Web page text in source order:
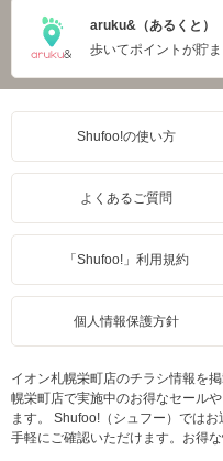
aruku&（あるくと）
歩いてポイントが貯
Shufoo!の使い方
よくあるご質問
「Shufoo!」利用規約
個人情報保護方針
イオン札幌栄町店のチラシ情報を
幌栄町店で実施中のお得なセール
ます。 Shufoo!（シュフー）では
手軽にご確認いただけます。お得